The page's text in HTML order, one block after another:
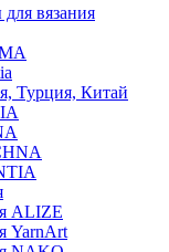
вязания
Турция, Китай
ALIZE
YarnArt